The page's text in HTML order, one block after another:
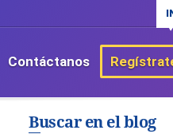
Contáctanos
Buscar en el blog